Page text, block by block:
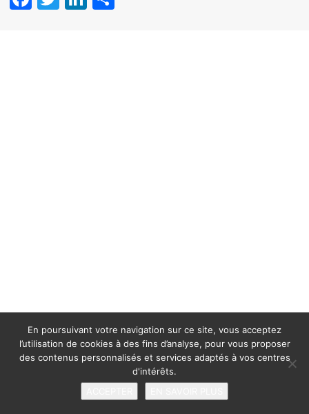
En poursuivant votre navigation sur ce site, vous acceptez
l’utilisation de cookies à des fins d’analyse, pour vous proposer
des contenus personnalisés et services adaptés à vos centres
d'intérêts.